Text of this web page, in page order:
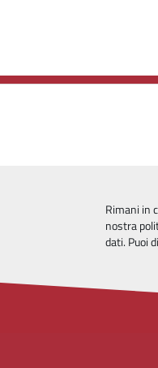
Rimani in
nostra
dati. Puoi